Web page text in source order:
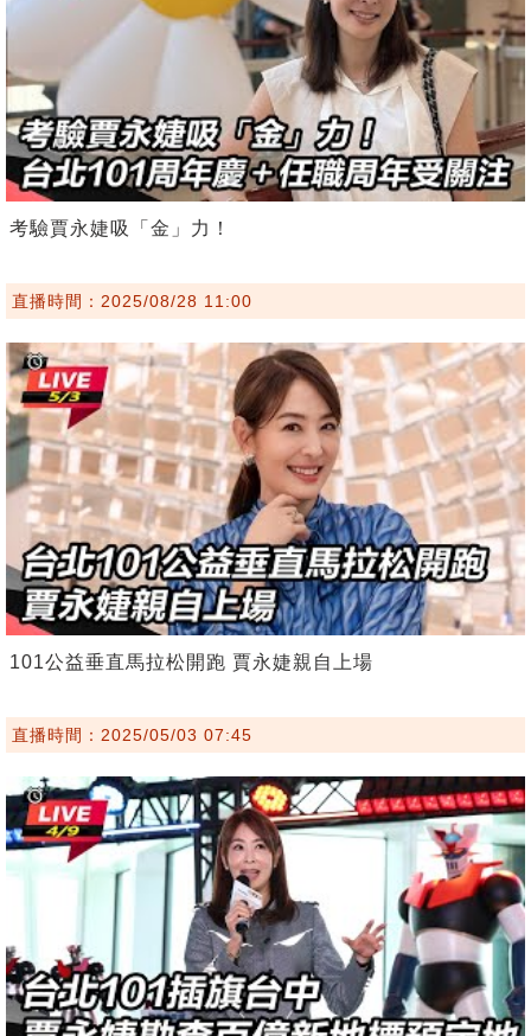
考驗賈永婕吸「金」力！
直播時間：2025/08/28 11:00
101公益垂直馬拉松開跑 賈永婕親自上場
直播時間：2025/05/03 07:45